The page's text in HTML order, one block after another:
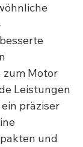
zum Motor
Leistungen
präziser
und